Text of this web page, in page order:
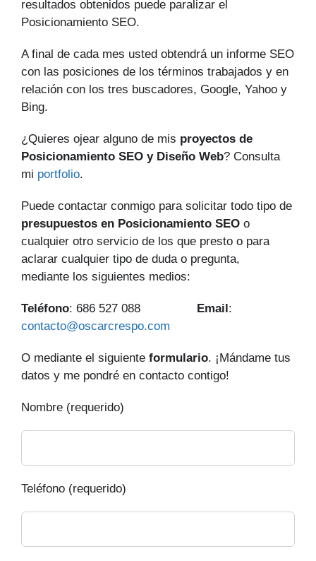
resultados obtenidos puede paralizar el
Posicionamiento SEO.
A final de cada mes usted obtendrá un informe SEO
con las posiciones de los términos trabajados y en
relación con los tres buscadores, Google, Yahoo y
Bing.
¿Quieres ojear alguno de mis proyectos de
Posicionamiento SEO y Diseño Web? Consulta
mi portfolio.
Puede contactar conmigo para solicitar todo tipo de
presupuestos en Posicionamiento SEO o
cualquier otro servicio de los que presto o para
aclarar cualquier tipo de duda o pregunta,
mediante los siguientes medios:
Teléfono: 686 527 088 Email :
contacto@oscarcrespo.com
O mediante el siguiente formulario. ¡Mándame tus
datos y me pondré en contacto contigo!
Nombre (requerido)
Teléfono (requerido)